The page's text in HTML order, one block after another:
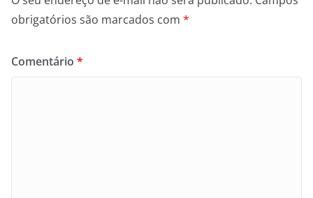
obrigatórios são marcados com *
Comentário *